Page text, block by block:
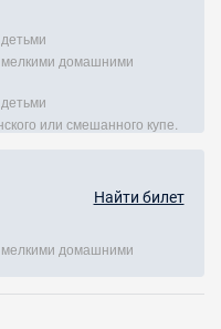
мелкими домашними
или смешанного купе.
Найти билет
мелкими домашними